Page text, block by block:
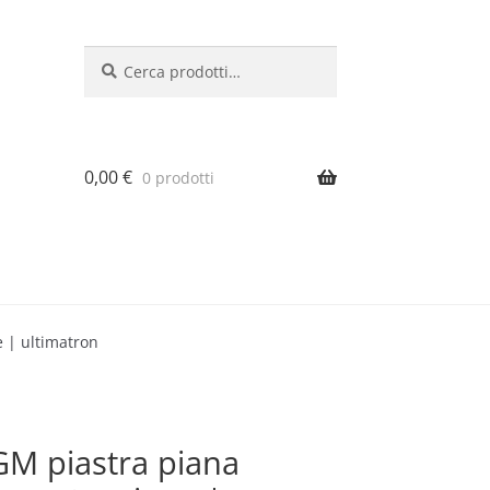
0,00€ 0 prodotti
| ultimatron
piastra piana